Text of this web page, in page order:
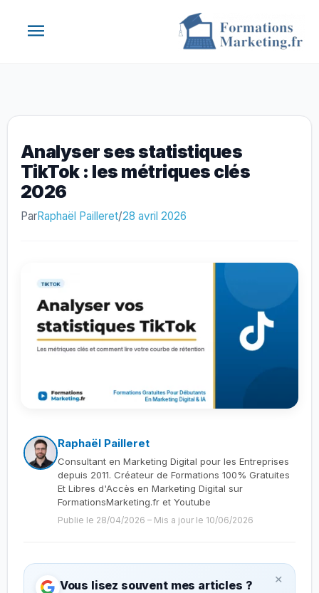
Menu
Analyser ses statistiques
TikTok : les métriques clés
2026
ParRaphaël Pailleret/28 avril 2026
Raphaël Pailleret
Consultant en Marketing Digital pour les Entreprises
depuis 2011. Créateur de Formations 100% Gratuites
Et Libres d'Accès en Marketing Digital sur
FormationsMarketing.fr et Youtube
Publie le 28/04/2026 – Mis a jour le 10/06/2026
×
Vous lisez souvent mes articles ?